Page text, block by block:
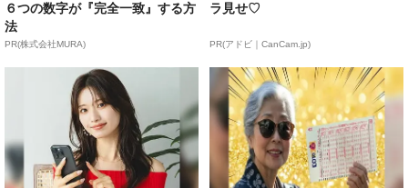
６つの数字が『完全一致』する方
法
PR(株式会社MURA)
ラ見せ♡
PR(アドビ｜CanCam.jp)